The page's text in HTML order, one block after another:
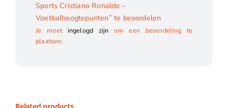
Sports Cristiano Ronaldo –
Voetbalhoogtepunten” te beoordelen
Je moet ingelogd zijn om een beoordeling te
plaatsen.